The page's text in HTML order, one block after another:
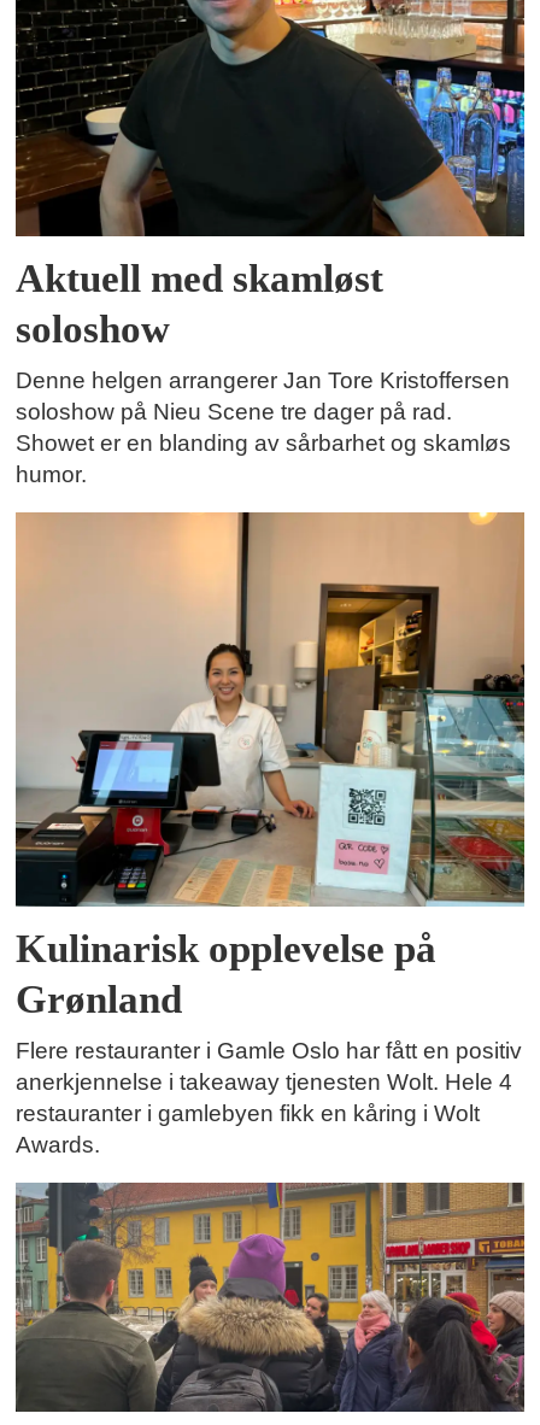
Aktuell med skamløst
soloshow
Denne helgen arrangerer Jan Tore Kristoffersen
soloshow på Nieu Scene tre dager på rad.
Showet er en blanding av sårbarhet og skamløs
humor.
Kulinarisk opplevelse på
Grønland
Flere restauranter i Gamle Oslo har fått en positiv
anerkjennelse i takeaway tjenesten Wolt. Hele 4
restauranter i gamlebyen fikk en kåring i Wolt
Awards.